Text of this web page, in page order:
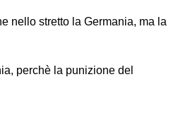
nello stretto la Germania, ma la
perchè la punizione del